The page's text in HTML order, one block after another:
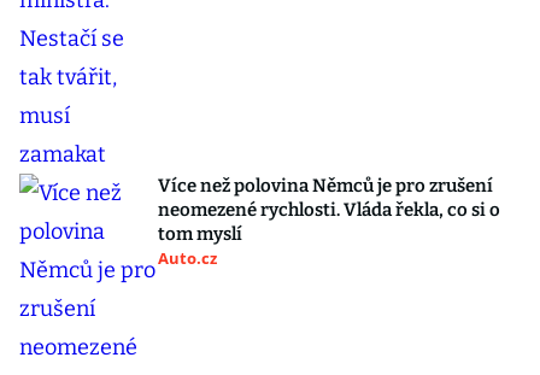
Více než polovina Němců je pro zrušení
neomezené rychlosti. Vláda řekla, co si o
tom myslí
Auto.cz